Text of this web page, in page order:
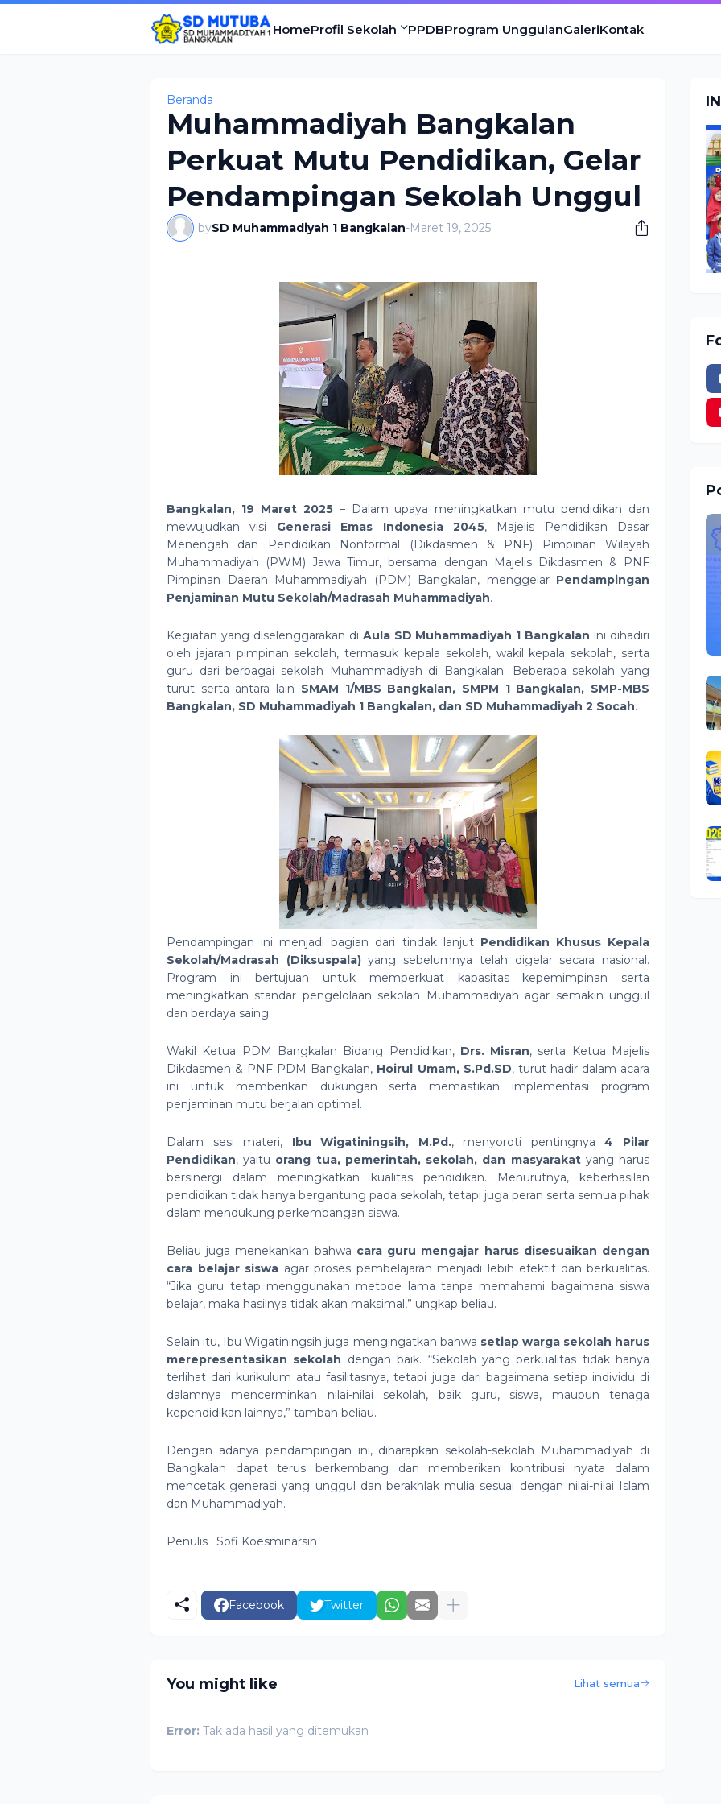
HomeProfil Sekolah PPDBProgram UnggulanGaleriKontak
Beranda
Muhammadiyah Bangkalan
Perkuat Mutu Pendidikan, Gelar
Pendampingan Sekolah Unggul
bySD Muhammadiyah 1 Bangkalan-Maret 19, 2025
Bangkalan, 19 Maret 2025– Dalam upaya meningkatkan mutu pendidikan dan
mewujudkan visi Generasi Emas Indonesia 2045, Majelis Pendidikan Dasar
Menengah dan Pendidikan Nonformal (Dikdasmen & PNF) Pimpinan Wilayah
Muhammadiyah (PWM) Jawa Timur, bersama dengan Majelis Dikdasmen & PNF
Pimpinan Daerah Muhammadiyah (PDM) Bangkalan, menggelar Pendampingan
Penjaminan Mutu Sekolah/Madrasah Muhammadiyah.
Kegiatan yang diselenggarakan di Aula SD Muhammadiyah 1 Bangkalan ini dihadiri
oleh jajaran pimpinan sekolah, termasuk kepala sekolah, wakil kepala sekolah, serta
guru dari berbagai sekolah Muhammadiyah di Bangkalan. Beberapa sekolah yang
turut serta antara lain SMAM 1/MBS Bangkalan, SMPM 1 Bangkalan, SMP-MBS
Bangkalan, SD Muhammadiyah 1 Bangkalan, dan SD Muhammadiyah 2 Socah.
Pendampingan ini menjadi bagian dari tindak lanjut Pendidikan Khusus Kepala
Sekolah/Madrasah (Diksuspala)yang sebelumnya telah digelar secara nasional.
Program ini bertujuan untuk memperkuat kapasitas kepemimpinan serta
meningkatkan standar pengelolaan sekolah Muhammadiyah agar semakin unggul
dan berdaya saing.
Wakil Ketua PDM Bangkalan Bidang Pendidikan, Drs. Misran, serta Ketua Majelis
Dikdasmen & PNF PDM Bangkalan, Hoirul Umam, S.Pd.SD, turut hadir dalam acara
ini untuk memberikan dukungan serta memastikan implementasi program
penjaminan mutu berjalan optimal.
Dalam sesi materi, Ibu Wigatiningsih, M.Pd., menyoroti pentingnya4 Pilar
Pendidikan, yaitu orang tua, pemerintah, sekolah, dan masyarakatyang harus
bersinergi dalam meningkatkan kualitas pendidikan. Menurutnya, keberhasilan
pendidikan tidak hanya bergantung pada sekolah, tetapi juga peran serta semua pihak
dalam mendukung perkembangan siswa.
Beliau juga menekankan bahwa cara guru mengajar harus disesuaikan dengan
cara belajar siswa agar proses pembelajaran menjadi lebih efektif dan berkualitas.
“Jika guru tetap menggunakan metode lama tanpa memahami bagaimana siswa
belajar, maka hasilnya tidak akan maksimal,” ungkap beliau.
Selain itu, Ibu Wigatiningsih juga mengingatkan bahwa setiap warga sekolah harus
merepresentasikan sekolah dengan baik. “Sekolah yang berkualitas tidak hanya
terlihat dari kurikulum atau fasilitasnya, tetapi juga dari bagaimana setiap individu di
dalamnya mencerminkan nilai-nilai sekolah, baik guru, siswa, maupun tenaga
kependidikan lainnya,” tambah beliau.
Dengan adanya pendampingan ini, diharapkan sekolah-sekolah Muhammadiyah di
Bangkalan dapat terus berkembang dan memberikan kontribusi nyata dalam
mencetak generasi yang unggul dan berakhlak mulia sesuai dengan nilai-nilai Islam
dan Muhammadiyah.
Penulis : Sofi Koesminarsih
Facebook Twitter
You might like Lihat semua
Error: Tak ada hasil yang ditemukan